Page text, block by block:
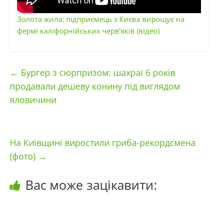
Золота жила: підприємець з Києва вирощує на
фермі каліфорнійських черв’яків (відео)
← Бургер з сюрпризом: шахраї 6 років
продавали дешеву конину під виглядом
яловичини
На Київщині виростили гриба-рекордсмена
(фото) →
Вас може зацікавити: